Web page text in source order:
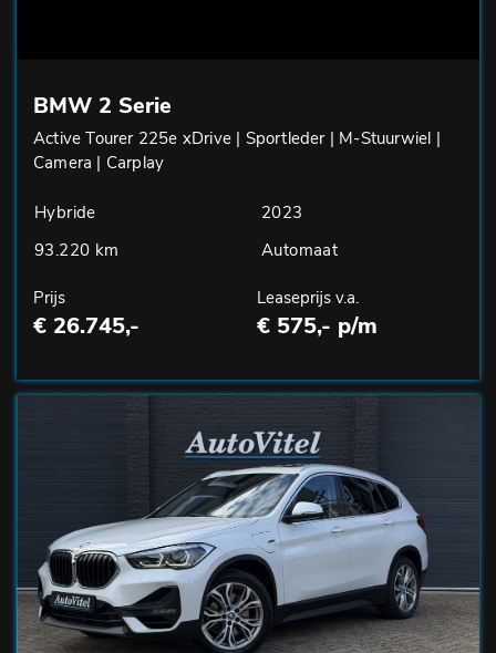
BMW 2 Serie
Active Tourer 225e xDrive | Sportleder | M-Stuurwiel |
Camera | Carplay
Hybride
2023
93.220 km
Automaat
Prijs
€ 26.745,-
Leaseprijs v.a.
€ 575,- p/m